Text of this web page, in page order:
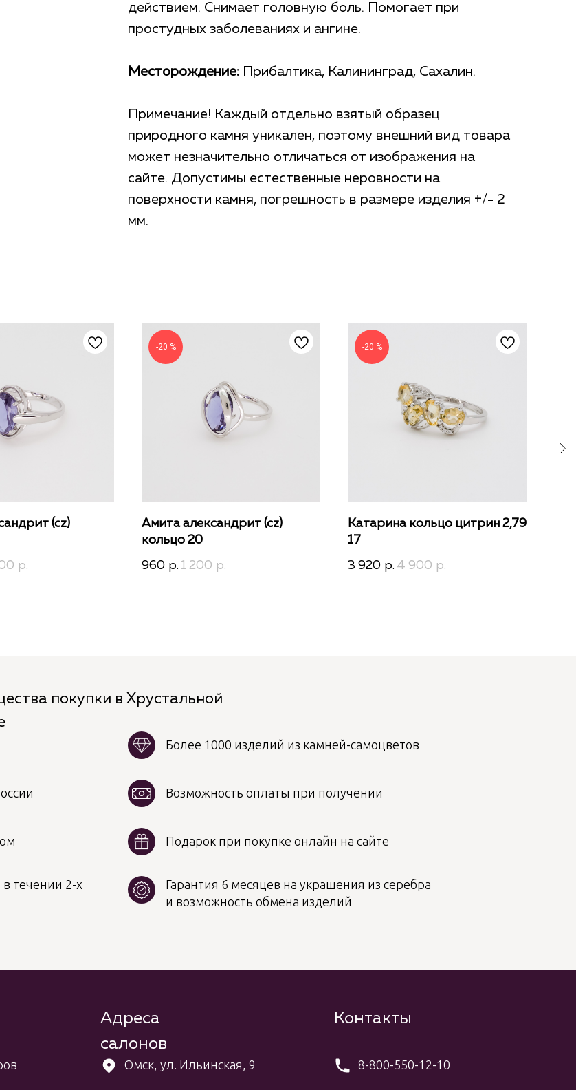
действием. Снимает головную боль. Помогает при
простудных заболеваниях и ангине.
Месторождение: Прибалтика, Калининград, Сахалин.
Примечание! Каждый отдельно взятый образец
природного камня уникален, поэтому внешний вид товара
может незначительно отличаться от изображения на
сайте. Допустимы естественные неровности на
поверхности камня, погрешность в размере изделия +/- 2
мм.
(cz)
р.
-20 %
Амита александрит (cz)
кольцо 20
960 р. 1 200 р.
-20 %
Катарина кольцо цитрин 2,79
17
3 920 р. 4 900 р.
покупки в Хрустальной
течении 2-х
Более 1000 изделий из камней-самоцветов
Гарантия 6 месяцев на украшения из серебра
и возможность обмена изделий
Возможность оплаты при получении
Подарок при покупке онлайн на сайте
Адреса
салонов
Омск, ул. Ильинская, 9
Контакты
8-800-550-12-10